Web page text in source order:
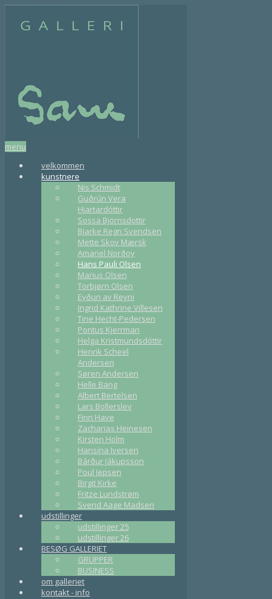
menu
velkommen
kunstnere
Nis Schmidt
Guðrún Vera
Hjartardóttir
Sossa Björnsdottir
Bjarke Regn Svendsen
Mette Skov Mærsk
Amariel Norðoy
Hans Pauli Olsen
Marius Olsen
Torbjørn Olsen
Eyðun av Reyni
Ingrid Kathrine Villesen
Tine Hecht-Pedersen
Pontus Kjerrman
Helga Kristmundsdóttir
Henrik Scheel
Andersen
Søren Andersen
Helle Bang
Albert Bertelsen
Lars Bollerslev
Finn Have
Zacharias Heinesen
Kirsten Holm
Hansina Iversen
Bárður Jákupsson
Poul Jepsen
Birgit Kirke
Fritze Lundstrøm
Svend Aage Madsen
udstillinger
udstillinger 25
udstillinger 26
BESØG GALLERIET
GRUPPER
BUSINESS
om galleriet
kontakt - info